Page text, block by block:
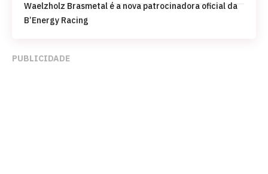
Waelzholz Brasmetal é a nova patrocinadora oficial da
B’Energy Racing
PUBLICIDADE